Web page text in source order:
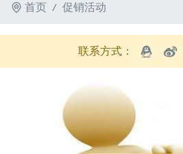
首页 促销活动
联系方式：